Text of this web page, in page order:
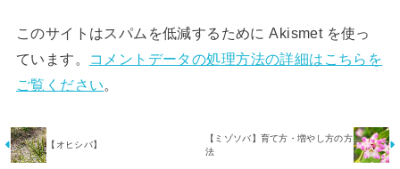
このサイトはスパムを低減するために Akismet を使っ
ています。
コメントデータの処理方法の詳細はこちらを
ご覧ください。
【オヒシバ】
【ミゾソバ】育て方・増やし方の方
法